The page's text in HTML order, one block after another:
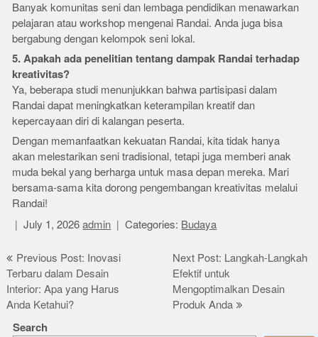
Banyak komunitas seni dan lembaga pendidikan menawarkan
pelajaran atau workshop mengenai Randai. Anda juga bisa
bergabung dengan kelompok seni lokal.
5. Apakah ada penelitian tentang dampak Randai terhadap
kreativitas?
Ya, beberapa studi menunjukkan bahwa partisipasi dalam
Randai dapat meningkatkan keterampilan kreatif dan
kepercayaan diri di kalangan peserta.
Dengan memanfaatkan kekuatan Randai, kita tidak hanya
akan melestarikan seni tradisional, tetapi juga memberi anak
muda bekal yang berharga untuk masa depan mereka. Mari
bersama-sama kita dorong pengembangan kreativitas melalui
Randai!
July 1, 2026 admin Categories: Budaya
Post
navigation
Previous Post: Inovasi
Terbaru dalam Desain
Interior: Apa yang Harus
Anda Ketahui?
Next Post: Langkah-Langkah
Efektif untuk
Mengoptimalkan Desain
Produk Anda
Search